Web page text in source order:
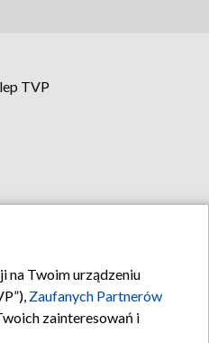
TVP
na Twoim urządzeniu
Zaufanych Partnerów
zainteresowań i